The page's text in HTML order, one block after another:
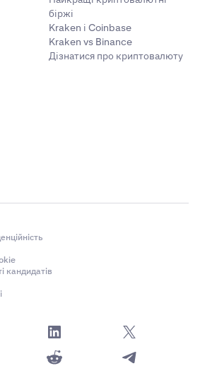
біржі
Kraken і Coinbase
Kraken vs Binance
Дізнатися про криптовалюту
кандидатів